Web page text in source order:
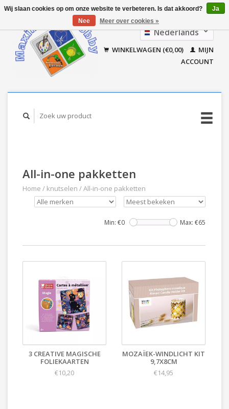
Nederlands
Français
WINKELWAGEN (€0,00)
MIJN
ACCOUNT
All-in-one pakketten
Home / knutselen /All-in-one pakketten
Min: €0 Max: €65
3 CREATIVE MAGISCHE
FOLIEKAARTEN
€10,20
MOZAÏEK-WINDLICHT KIT
9,7X8CM
€14,95
Wij slaan cookies op om onze website te verbeteren. Is dat akkoord?
Ja
Nee
Meer over cookies »